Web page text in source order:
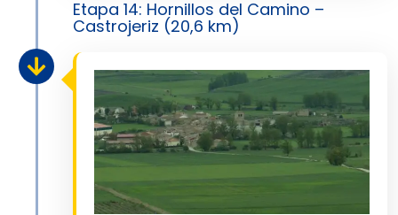
Etapa 14: Hornillos del Camino –
Castrojeriz (20,6 km)